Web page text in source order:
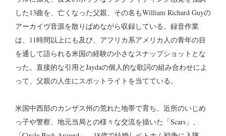
した13曲を、亡くなった父親、その名もWilliam Richard Guyの
アーカイヴ音源を散りばめながら収録している。録音作業
は、11時間以上にも及び、アフリカ系アメリカ人の青年の目
を通して語られる米国の経験の小さなスナップショットとな
った。直接的な引用とJaydaの個人的な歌詞の組み合わせによ
って、父親の人生にスポットライトを当てている。
米国中西部のカンザス州の荒れた地帯で育ち、近所のいじめ
っ子や警察、地元当局との様々な交流を描いた「Scars」、